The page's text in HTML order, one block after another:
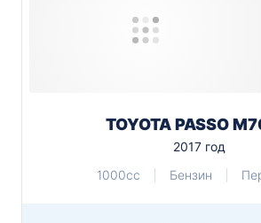
TOYOTA PASSO
2017 год
1000cc
Бензин